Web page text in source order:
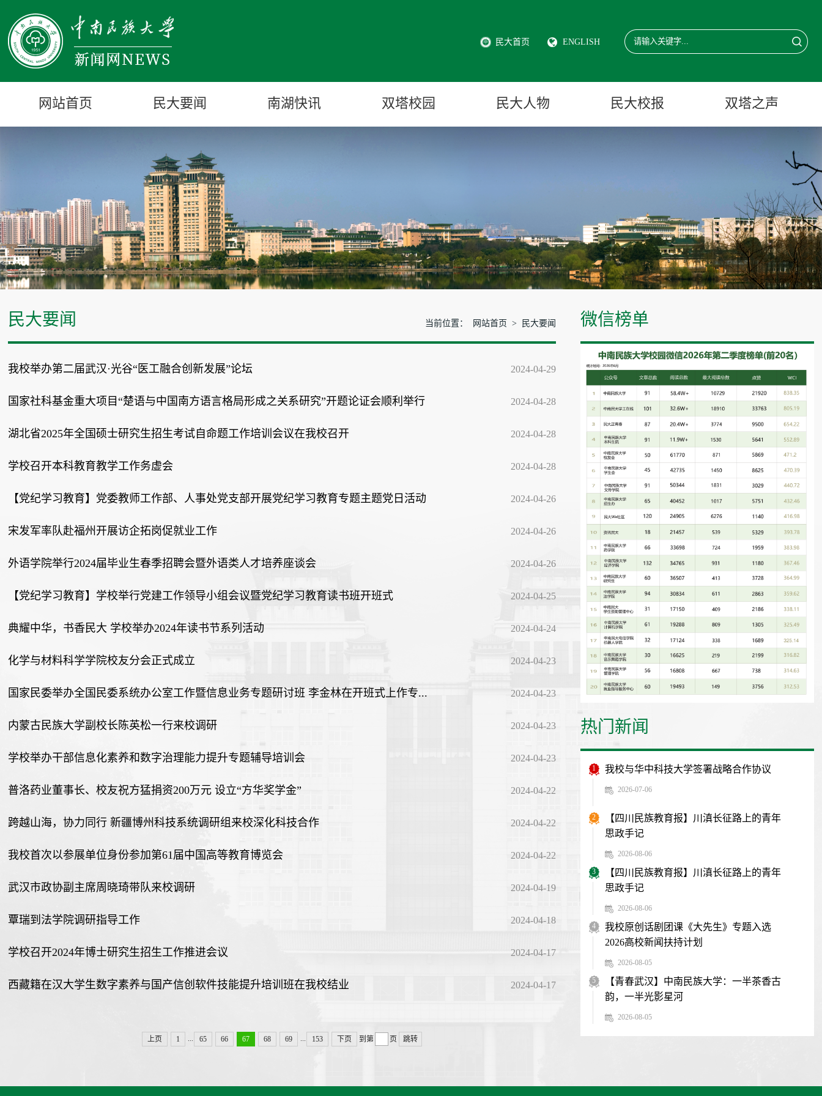
民大首页 ENGLISH
网站首页 民大要闻 南湖快讯 双塔校园 民大人物 民大校报 双塔之声
民大要闻 当前位置： 网站首页 > 民大要闻
我校举办第二届武汉·光谷“医工融合创新发展”论坛 2024-04-29
国家社科基金重大项目“楚语与中国南方语言格局形成之关系研究”开题论证会顺利举行 2024-04-28
湖北省2025年全国硕士研究生招生考试自命题工作培训会议在我校召开 2024-04-28
学校召开本科教育教学工作务虚会 2024-04-28
【党纪学习教育】党委教师工作部、人事处党支部开展党纪学习教育专题主题党日活动 2024-04-26
宋发军率队赴福州开展访企拓岗促就业工作 2024-04-26
外语学院举行2024届毕业生春季招聘会暨外语类人才培养座谈会 2024-04-26
【党纪学习教育】学校举行党建工作领导小组会议暨党纪学习教育读书班开班式 2024-04-25
典耀中华，书香民大 学校举办2024年读书节系列活动 2024-04-24
化学与材料科学学院校友分会正式成立 2024-04-23
国家民委举办全国民委系统办公室工作暨信息业务专题研讨班 李金林在开班式上作专... 2024-04-23
内蒙古民族大学副校长陈英松一行来校调研 2024-04-23
学校举办干部信息化素养和数字治理能力提升专题辅导培训会 2024-04-23
普洛药业董事长、校友祝方猛捐资200万元 设立“方华奖学金” 2024-04-22
跨越山海，协力同行 新疆博州科技系统调研组来校深化科技合作 2024-04-22
我校首次以参展单位身份参加第61届中国高等教育博览会 2024-04-22
武汉市政协副主席周晓琦带队来校调研 2024-04-19
覃瑞到法学院调研指导工作 2024-04-18
学校召开2024年博士研究生招生工作推进会议 2024-04-17
西藏籍在汉大学生数字素养与国产信创软件技能提升培训班在我校结业 2024-04-17
上页 1 65 66 67 68 69 153 下页 到第 页 跳转
微信榜单
热门新闻
1 我校与华中科技大学签署战略合作协议
2026-07-06
2
【四川民族教育报】川滇长征路上的青年
思政手记
2026-08-06
3
【四川民族教育报】川滇长征路上的青年
思政手记
2026-08-06
4
我校原创话剧团课《大先生》专题入选
2026高校新闻扶持计划
2026-08-05
5
【青春武汉】中南民族大学：一半茶香古
韵，一半光影星河
2026-08-05